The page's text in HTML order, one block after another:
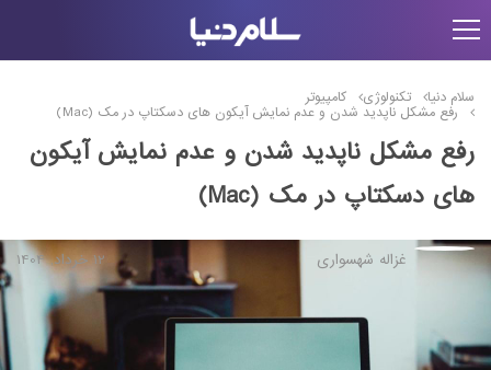
سلام دنیا تکنولوژی کامپیوتر
رفع مشکل ناپدید شدن و عدم نمایش آیکون های دسکتاپ در مک (Mac)
رفع مشکل ناپدید شدن و عدم نمایش آیکون
های دسکتاپ در مک (Mac)
غزاله شهسواری 12 خرداد, 1404